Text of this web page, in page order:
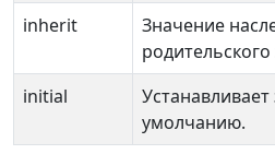
inherit
Значение
initial
умолчанию.